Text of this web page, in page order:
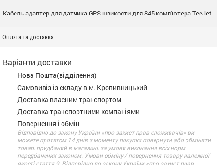
Кабель адаптер для датчика GPS швикости для 845 комп'ютера TeeJet.
Оплата та доставка
Варіанти доставки
Нова Пошта(відділення)
Самовивіз із складу в м. Кропивницький
Доставка власним транспортом
Доставка транспортними компаніями
Повернення і обмін
Відповідно до закону України «про захист прав споживачів» ви
можете протягом 14 днів з моменту покупки повернути або обміняти
товар, придбаний в магазині, за умови виконання всіх норм
передбачених законом. Умови обміну / повернення товару належної
якості стаття 9. Відповідно до закону України «про захист прав